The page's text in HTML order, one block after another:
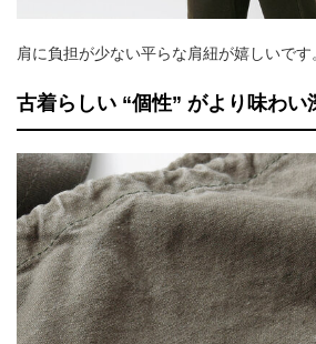
肩に負担が少ない平らな肩紐が嬉しいです
古着らしい “個性” がより味わい